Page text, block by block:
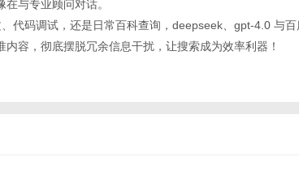
与专业顾问对话。
代码调试，还是日常百科查询，deepseek、gpt-4.0 与
容，彻底摆脱冗余信息干扰，让搜索成为效率利器！